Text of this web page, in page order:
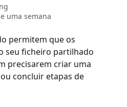
uma semana
permitem que os
seu ficheiro partilhado
precisarem criar uma
concluir etapas de